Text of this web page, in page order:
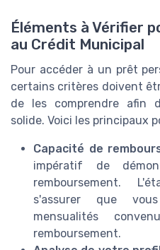
Éléments à Vérifier
au Crédit Municipal
Pour accéder à un prêt
certains critères doivent
de les comprendre afin
solide. Voici les principaux
Capacité de
impératif de
remboursement.
s'assurer que
mensualités
remboursement.